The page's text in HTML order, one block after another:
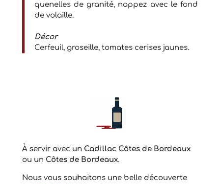
quenelles de granité, nappez avec le fond
de volaille.
Décor
Cerfeuil, groseille, tomates cerises jaunes.
À servir avec un Cadillac Côtes de Bordeaux
ou un Côtes de Bordeaux.
Nous vous souhaitons une belle découverte